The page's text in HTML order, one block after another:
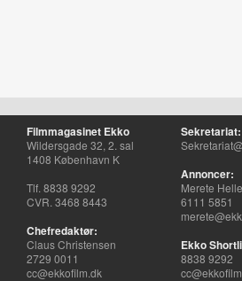
Filmmagasinet Ekko
Wildersgade 32, 2. sal
1408 København K
Tlf. 8838 9292
CVR. 3468 8443
Chefredaktør:
Claus Christensen
2729 0011
cc@ekkofilm.dk
Sekretariat:
Annoncer:
Merete
6111 5851
Ekko
8838 9292